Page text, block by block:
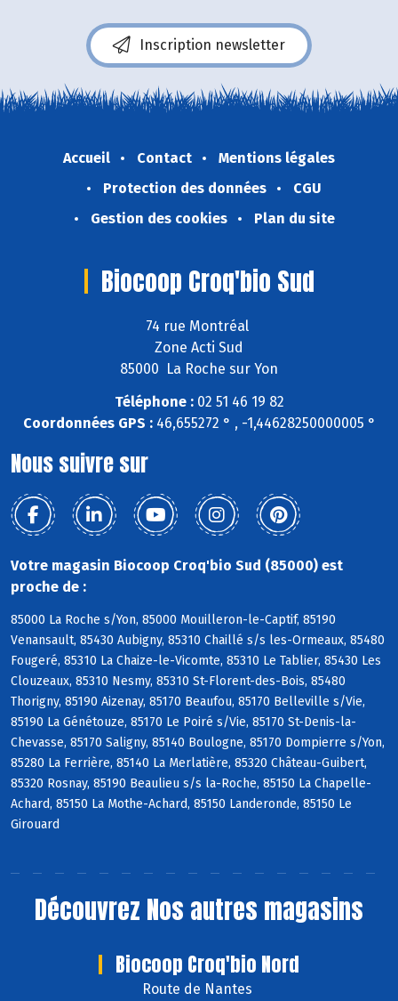
Inscription newsletter
Accueil Contact
Mentions légales
Protection des données
CGU
Gestion des cookies
Plan du site
Biocoop Croq'bio Sud
74 rue Montréal
Zone Acti Sud
85000 La Roche sur Yon
Téléphone :02 51 46 19 82
Coordonnées GPS :46,655272 ° , -1,44628250000005 °
Nous suivre sur
Votre magasin Biocoop Croq'bio Sud (85000) est
proche de :
85000 La Roche s/Yon, 85000 Mouilleron-le-Captif, 85190
Venansault, 85430 Aubigny, 85310 Chaillé s/s les-Ormeaux, 85480
Fougeré, 85310 La Chaize-le-Vicomte, 85310 Le Tablier, 85430 Les
Clouzeaux, 85310 Nesmy, 85310 St-Florent-des-Bois, 85480
Thorigny, 85190 Aizenay, 85170 Beaufou, 85170 Belleville s/Vie,
85190 La Génétouze, 85170 Le Poiré s/Vie, 85170 St-Denis-la-
Chevasse, 85170 Saligny, 85140 Boulogne, 85170 Dompierre s/Yon,
85280 La Ferrière, 85140 La Merlatière, 85320 Château-Guibert,
85320 Rosnay, 85190 Beaulieu s/s la-Roche, 85150 La Chapelle-
Achard, 85150 La Mothe-Achard, 85150 Landeronde, 85150 Le
Girouard
Découvrez Nos autres magasins
Biocoop Croq'bio Nord
Route de Nantes